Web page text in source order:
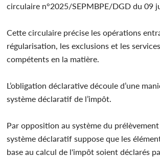
circulaire n°2025/SEPMBPE/DGD du 09
Cette circulaire précise les opérations
régularisation, les exclusions et les
compétents en la matière.
L’obligation déclarative découle d’une
système déclaratif de l’impôt.
Par opposition au système du
système déclaratif suppose que les
base au calcul de l'impôt soient déclarés